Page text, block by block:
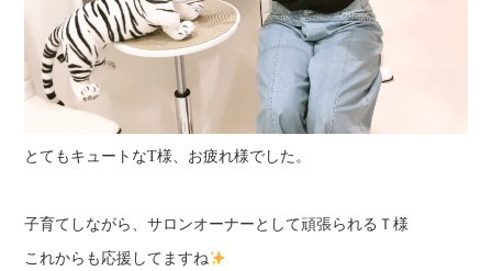
とてもキュートなT様、お疲れ様でした。
子育てしながら、サロンオーナーとして頑張られるＴ様
これからも応援してますね